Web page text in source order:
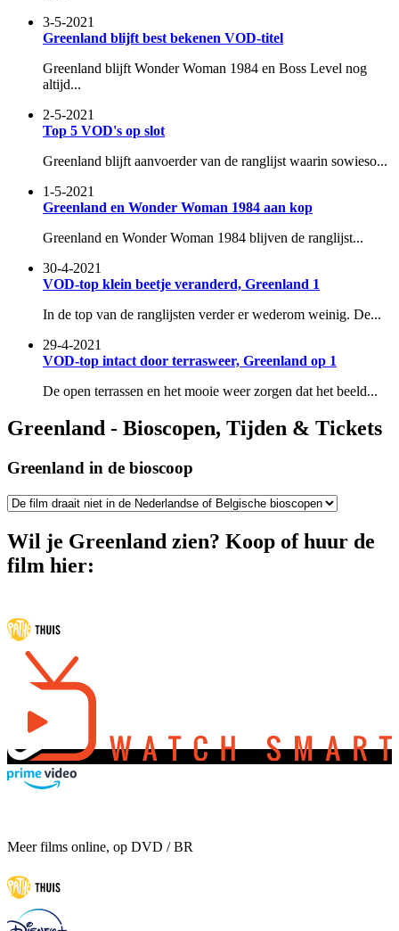
3-5-2021
Greenland blijft best bekenen VOD-titel
Greenland blijft Wonder Woman 1984 en Boss Level nog
altijd...
2-5-2021
Top 5 VOD's op slot
Greenland blijft aanvoerder van de ranglijst waarin sowieso...
1-5-2021
Greenland en Wonder Woman 1984 aan kop
Greenland en Wonder Woman 1984 blijven de ranglijst...
30-4-2021
VOD-top klein beetje veranderd, Greenland 1
In de top van de ranglijsten verder er wederom weinig. De...
29-4-2021
VOD-top intact door terrasweer, Greenland op 1
De open terrassen en het mooie weer zorgen dat het beeld...
Greenland - Bioscopen, Tijden & Tickets
Greenland in de bioscoop
Wil je Greenland zien? Koop of huur de
film hier:
Meer films online, op DVD / BR